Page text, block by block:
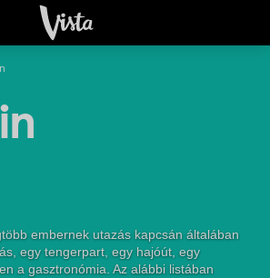
embernek utazás kapcsán általában
egy tengerpart, egy hajóút, egy
a gasztronómia. Az alábbi listában